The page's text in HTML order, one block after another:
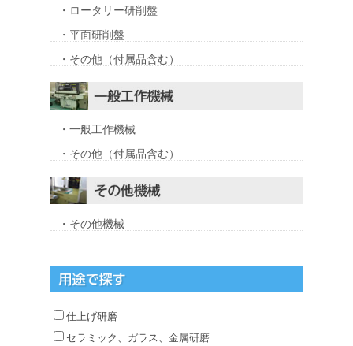
・ロータリー研削盤
・平面研削盤
・その他（付属品含む）
・一般工作機械
・その他（付属品含む）
・その他機械
仕上げ研磨
セラミック、ガラス、金属研磨